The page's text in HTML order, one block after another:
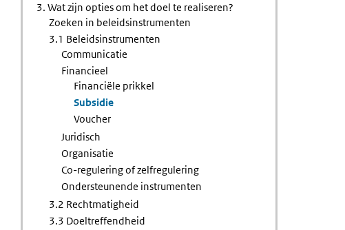
3. Wat zijn opties om het doel te realiseren?
Zoeken in beleidsinstrumenten
3.1 Beleidsinstrumenten
Communicatie
Financieel
Financiële prikkel
Subsidie
Voucher
Juridisch
Organisatie
Co-regulering of zelfregulering
Ondersteunende instrumenten
3.2 Rechtmatigheid
3.3 Doeltreffendheid